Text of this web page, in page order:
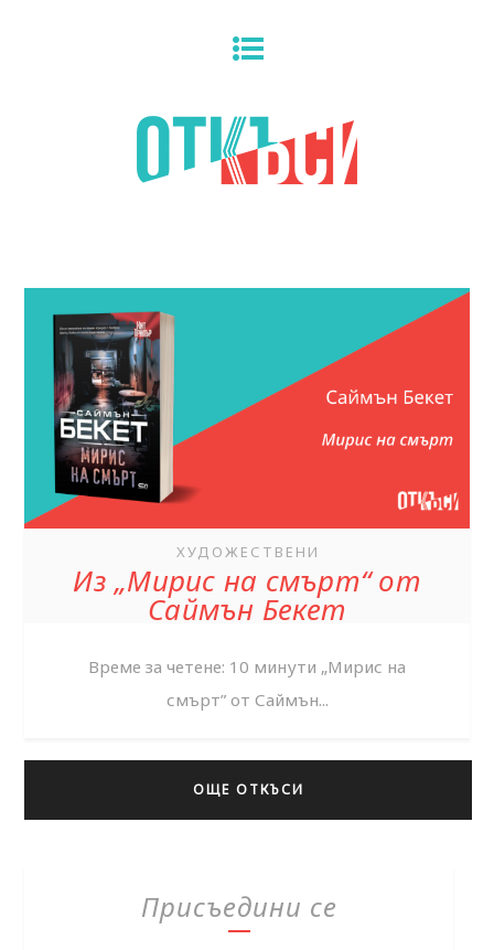
ХУДОЖЕСТВЕНИ
Из „Мирис на смърт“ от
Саймън Бекет
Време за четене: 10 минути „Мирис на
смърт” от Саймън...
ОЩЕ ОТКЪСИ
Присъедини се